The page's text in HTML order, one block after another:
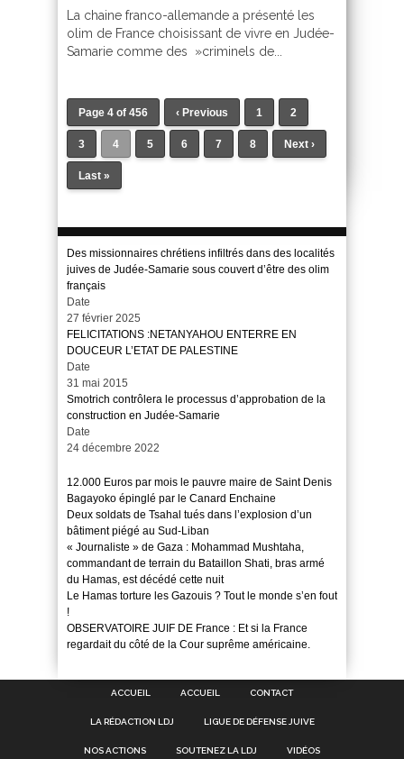
La chaine franco-allemande a présenté les
olim de France choisissant de vivre en Judée-
Samarie comme des »criminels de...
Page 4 of 456 ‹ Previous 1 2
3 4 5 6 7 8 Next ›
Last »
Des missionnaires chrétiens infiltrés dans des localités
juives de Judée-Samarie sous couvert d’être des olim
français
Date
27 février 2025
FELICITATIONS :NETANYAHOU ENTERRE EN
DOUCEUR L’ETAT DE PALESTINE
Date
31 mai 2015
Smotrich contrôlera le processus d’approbation de la
construction en Judée-Samarie
Date
24 décembre 2022
12.000 Euros par mois le pauvre maire de Saint Denis
Bagayoko épinglé par le Canard Enchaine
Deux soldats de Tsahal tués dans l’explosion d’un
bâtiment piégé au Sud-Liban
« Journaliste » de Gaza : Mohammad Mushtaha,
commandant de terrain du Bataillon Shati, bras armé
du Hamas, est décédé cette nuit
Le Hamas torture les Gazouis ? Tout le monde s’en fout
!
OBSERVATOIRE JUIF DE France : Et si la France
regardait du côté de la Cour suprême américaine.
ACCUEIL ACCUEIL CONTACT
LA RÉDACTION LDJ LIGUE DE DÉFENSE JUIVE
NOS ACTIONS SOUTENEZ LA LDJ VIDÉOS